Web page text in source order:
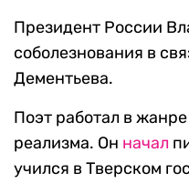
Президент России
соболезнования в
Дементьева.
Поэт работал в
реализма. Он начал
учился в Тверском